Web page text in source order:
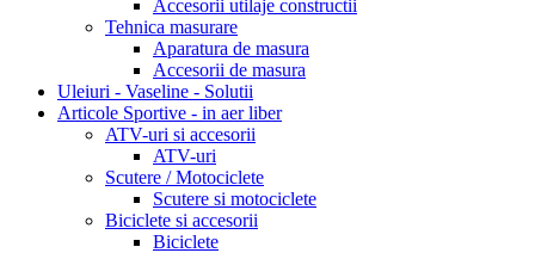
Accesorii utilaje constructii
Tehnica masurare
Aparatura de masura
Accesorii de masura
Uleiuri - Vaseline - Solutii
Articole Sportive - in aer liber
ATV-uri si accesorii
ATV-uri
Scutere / Motociclete
Scutere si motociclete
Biciclete si accesorii
Biciclete